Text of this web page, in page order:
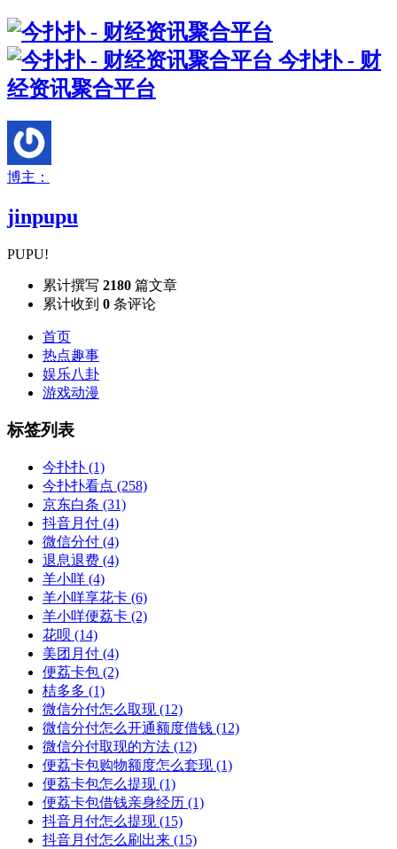
今扑扑 - 财
经资讯聚合平台
博主：
jinpupu
PUPU!
累计撰写 2180 篇文章
累计收到 0 条评论
首页
热点趣事
娱乐八卦
游戏动漫
标签列表
今扑扑 (1)
今扑扑看点 (258)
京东白条 (31)
抖音月付 (4)
微信分付 (4)
退息退费 (4)
羊小咩 (4)
羊小咩享花卡 (6)
羊小咩便荔卡 (2)
花呗 (14)
美团月付 (4)
便荔卡包 (2)
桔多多 (1)
微信分付怎么取现 (12)
微信分付怎么开通额度借钱 (12)
微信分付取现的方法 (12)
便荔卡包购物额度怎么套现 (1)
便荔卡包怎么提现 (1)
便荔卡包借钱亲身经历 (1)
抖音月付怎么提现 (15)
抖音月付怎么刷出来 (15)